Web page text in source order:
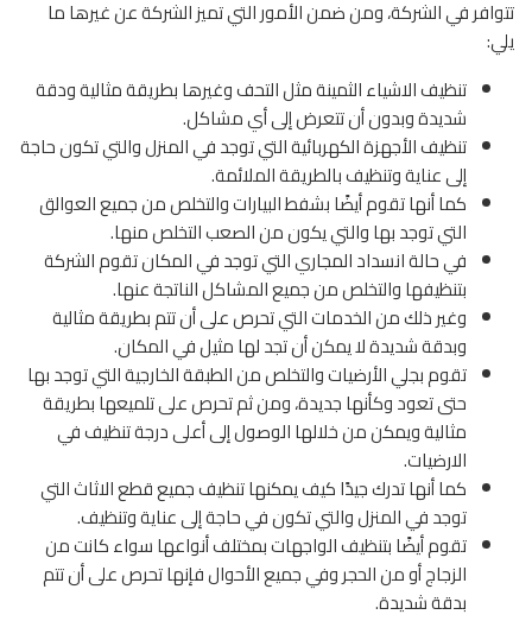
تتوافر في الشركة، ومن ضمن الأمور التي تميز الشركة عن غيرها ما
يلي:
تنظيف الاشياء الثمينة مثل التحف وغيرها بطريقة مثالية ودقة
شديدة وبدون أن تتعرض إلى أي مشاكل.
تنظيف الأجهزة الكهربائية التي توجد في المنزل والتي تكون حاجة
إلى عناية وتنظيف بالطريقة الملائمة.
كما أنها تقوم أيضًا بشفط البيارات والتخلص من جميع العوالق
التي توجد بها والتي يكون من الصعب التخلص منها.
في حالة انسداد المجاري التي توجد في المكان تقوم الشركة
بتنظيفها والتخلص من جميع المشاكل الناتجة عنها.
وغير ذلك من الخدمات التي تحرص على أن تتم بطريقة مثالية
وبدقة شديدة لا يمكن أن تجد لها مثيل في المكان.
تقوم بجلي الأرضيات والتخلص من الطبقة الخارجية التي توجد بها
حتى تعود وكأنها جديدة، ومن ثم تحرص على تلميعها بطريقة
مثالية ويمكن من خلالها الوصول إلى أعلى درجة تنظيف في
الارضيات.
كما أنها تدرك جيدًا كيف يمكنها تنظيف جميع قطع الاثاث التي
توجد في المنزل والتي تكون في حاجة إلى عناية وتنظيف.
تقوم أيضًا بتنظيف الواجهات بمختلف أنواعها سواء كانت من
الزجاج أو من الحجر وفي جميع الأحوال فإنها تحرص على أن تتم
بدقة شديدة.